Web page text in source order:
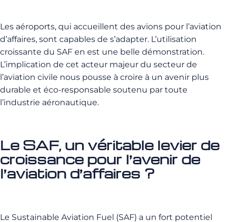
Les aéroports, qui accueillent des avions pour l’aviation
d’affaires, sont capables de s’adapter. L’utilisation
croissante du SAF en est une belle démonstration.
L’implication de cet acteur majeur du secteur de
l’aviation civile nous pousse à croire à un avenir plus
durable et éco-responsable soutenu par toute
l’industrie aéronautique.
Le SAF, un véritable levier de
croissance pour l’avenir de
l’aviation d’affaires ?
Le Sustainable Aviation Fuel (SAF) a un fort potentiel